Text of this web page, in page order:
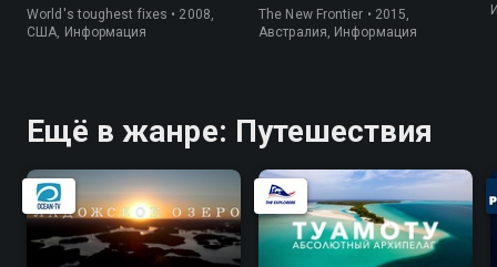
World's toughest fixes • 2008,
США, Информация
The New Frontier • 2015,
Австралия, Информация
Ещё в жанре: Путешествия